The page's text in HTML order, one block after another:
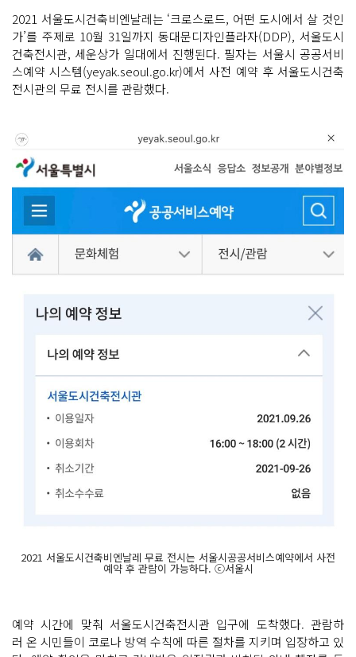
2021 서울도시건축비엔날레는 ‘크로스로드, 어떤 도시에서 살 것인
가’를 주제로 10월 31일까지 동대문디자인플라자(DDP), 서울도시
건축전시관, 세운상가 일대에서 진행된다. 필자는 서울시 공공서비
스예약 시스템(yeyak.seoul.go.kr)에서 사전 예약 후 서울도시건축
전시관의 무료 전시를 관람했다.
2021 서울도시건축비엔날레 무료 전시는 서울시공공서비스예약에서 사전
예약 후 관람이 가능하다. ⓒ서울시
예약 시간에 맞춰 서울도시건축전시관 입구에 도착했다. 관람하
러 온 시민들이 코로나 방역 수칙에 따른 절차를 지키며 입장하고 있